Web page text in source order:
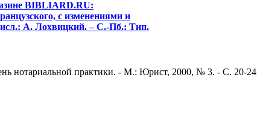
BIBLIARD.RU:
с изменениями и
А. Лохвицкий. – С.-Пб.: Тип.
нотариальной практики. - М.: Юрист, 2000, № 3. - С. 20-24